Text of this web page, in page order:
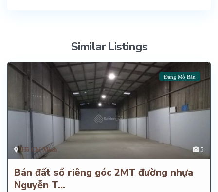
Similar Listings
5
Hồ Chí Minh
Đang Mở Bán
Bán đất sổ riêng góc 2MT đường nhựa
Nguyễn T...